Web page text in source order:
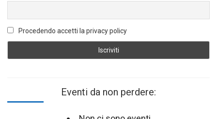
Procedendo accetti la privacy policy
Eventi da non perdere: